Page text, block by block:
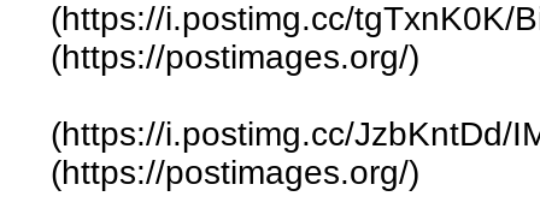
(https://i.postimg.cc/tgTxnK0K/
(https://postimages.org/)
(https://i.postimg.cc/JzbKntDd/
(https://postimages.org/)